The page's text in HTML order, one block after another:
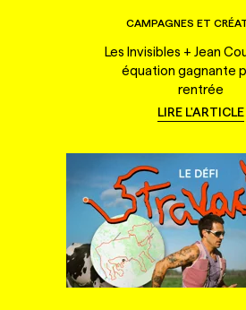
CAMPAGNES ET
Les Invisibles + Jean
équation gagnante
rentrée
LIRE L'ARTICLE